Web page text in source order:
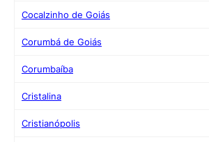
Cocalzinho de Goiás
Corumbá de Goiás
Corumbaíba
Cristalina
Cristianópolis